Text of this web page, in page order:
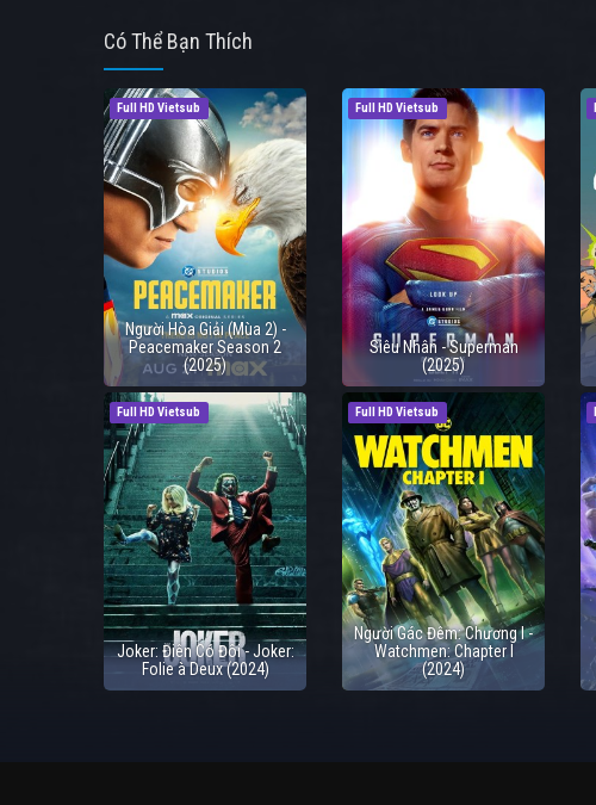
Có Thể Bạn Thích
Full HD Vietsub
Người Hòa Giải (Mùa 2) -
Peacemaker Season 2
(2025)
Full HD Vietsub
Siêu Nhân - Superman
(2025)
Full HD Vietsub
Joker: Điên Có Đôi - Joker:
Folie à Deux (2024)
Full HD Vietsub
Người Gác Đêm: Chương I -
Watchmen: Chapter I
(2024)